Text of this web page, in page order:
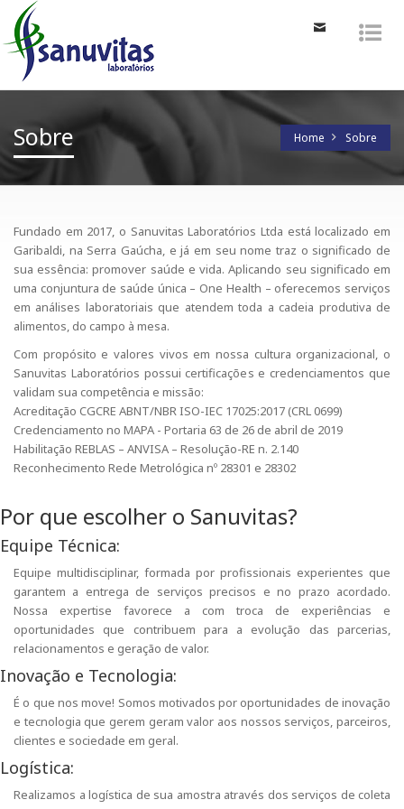
Sobre Home Sobre
Fundado em 2017, o Sanuvitas Laboratórios Ltda está localizado em
Garibaldi, na Serra Gaúcha, e já em seu nome traz o significado de
sua essência: promover saúde e vida. Aplicando seu significado em
uma conjuntura de saúde única – One Health – oferecemos serviços
em análises laboratoriais que atendem toda a cadeia produtiva de
alimentos, do campo à mesa.
Com propósito e valores vivos em nossa cultura organizacional, o
Sanuvitas Laboratórios possui certificações e credenciamentos que
validam sua competência e missão:
Acreditação CGCRE ABNT/NBR ISO-IEC 17025:2017 (CRL 0699)
Credenciamento no MAPA - Portaria 63 de 26 de abril de 2019
Habilitação REBLAS – ANVISA – Resolução-RE n. 2.140
Reconhecimento Rede Metrológica nº 28301 e 28302
Por que escolher o Sanuvitas?
Equipe Técnica:
Equipe multidisciplinar, formada por profissionais experientes que
garantem a entrega de serviços precisos e no prazo acordado.
Nossa expertise favorece a com troca de experiências e
oportunidades que contribuem para a evolução das parcerias,
relacionamentos e geração de valor.
Inovação e Tecnologia:
É o que nos move! Somos motivados por oportunidades de inovação
e tecnologia que gerem geram valor aos nossos serviços, parceiros,
clientes e sociedade em geral.
Logística:
Realizamos a logística de sua amostra através dos serviços de coleta